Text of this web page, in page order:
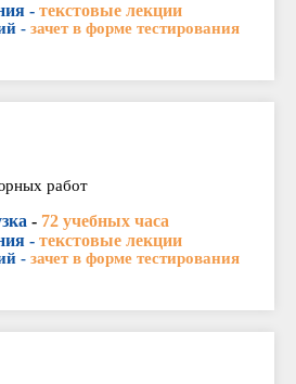
- текстовые лекции
- зачет в форме тестирования
работ
- 72 учебных часа
- текстовые лекции
- зачет в форме тестирования